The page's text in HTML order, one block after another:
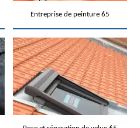
Entreprise de peinture 65